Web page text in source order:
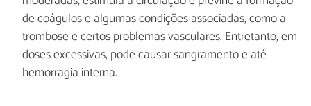
de coágulos e algumas condições associadas, como a
trombose e certos problemas vasculares. Entretanto, em
doses excessivas, pode causar sangramento e até
hemorragia interna.